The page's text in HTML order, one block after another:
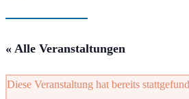
« Alle Veranstaltungen
Diese Veranstaltung hat bereits